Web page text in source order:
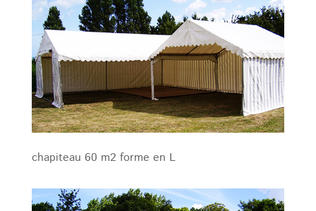
chapiteau 60 m2 forme en L